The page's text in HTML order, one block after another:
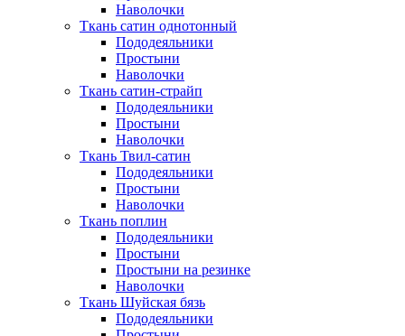
Наволочки
Ткань сатин однотонный
Пододеяльники
Простыни
Наволочки
Ткань сатин-страйп
Пододеяльники
Простыни
Наволочки
Ткань Твил-сатин
Пододеяльники
Простыни
Наволочки
Ткань поплин
Пододеяльники
Простыни
Простыни на резинке
Наволочки
Ткань Шуйская бязь
Пододеяльники